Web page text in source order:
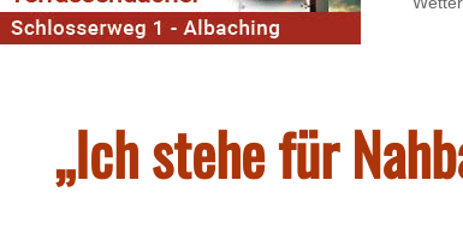
„Ich stehe für